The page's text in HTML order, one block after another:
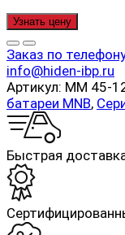
Узнать цену
Заказ по
info@hiden-ibp.ru
Артикул: MM 45-
батареи MNB,
Быстрая